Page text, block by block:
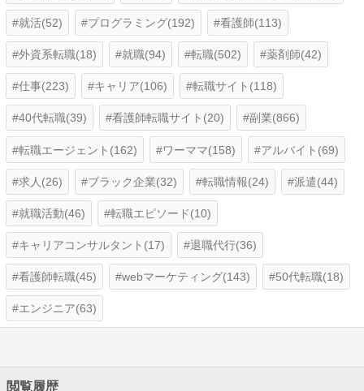
就活(52) プログラミング(192) 看護師(113)
外資系転職(18) 就職(94) 転職(502) 薬剤師(42)
仕事(223) キャリア(106) 転職サイト(118)
40代転職(39) 看護師転職サイト(20) 副業(866)
転職エージェント(162) ワーママ(158) アルバイト(69)
求人(26) ブラック企業(32) 転職情報(24) 派遣(44)
就職活動(46) 転職エピソード(10)
キャリアコンサルタント(17) 退職代行(36)
看護師転職(45) webマーケティング(143) 50代転職(18)
エンジニア(63)
閲覧履歴